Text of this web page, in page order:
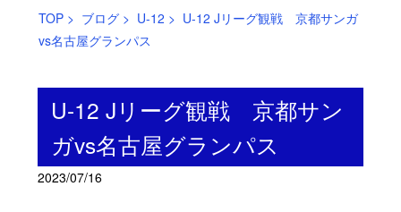
TOP> ブログ> U-12 > U-12 Jリーグ観戦 京都サンガ
vs名古屋グランパス
U-12 Jリーグ観戦 京都サン
ガvs名古屋グランパス
2023/07/16